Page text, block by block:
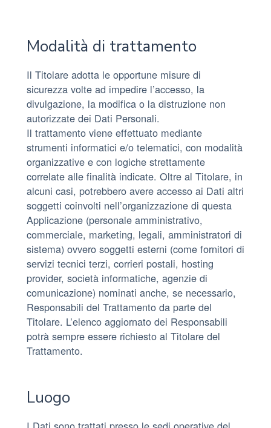
Modalità di trattamento
Il Titolare adotta le opportune misure di
sicurezza volte ad impedire l’accesso, la
divulgazione, la modifica o la distruzione non
autorizzate dei Dati Personali.
Il trattamento viene effettuato mediante
strumenti informatici e/o telematici, con modalità
organizzative e con logiche strettamente
correlate alle finalità indicate. Oltre al Titolare, in
alcuni casi, potrebbero avere accesso ai Dati altri
soggetti coinvolti nell’organizzazione di questa
Applicazione (personale amministrativo,
commerciale, marketing, legali, amministratori di
sistema) ovvero soggetti esterni (come fornitori di
servizi tecnici terzi, corrieri postali, hosting
provider, società informatiche, agenzie di
comunicazione) nominati anche, se necessario,
Responsabili del Trattamento da parte del
Titolare. L’elenco aggiornato dei Responsabili
potrà sempre essere richiesto al Titolare del
Trattamento.
Luogo